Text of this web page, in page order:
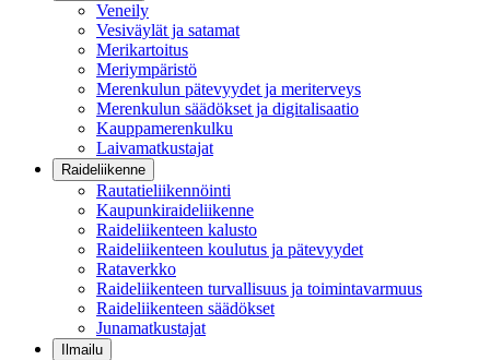
Veneily
Vesiväylät ja satamat
Merikartoitus
Meriympäristö
Merenkulun pätevyydet ja meriterveys
Merenkulun säädökset ja digitalisaatio
Kauppamerenkulku
Laivamatkustajat
Raideliikenne
Rautatieliikennöinti
Kaupunkiraideliikenne
Raideliikenteen kalusto
Raideliikenteen koulutus ja pätevyydet
Rataverkko
Raideliikenteen turvallisuus ja toimintavarmuus
Raideliikenteen säädökset
Junamatkustajat
Ilmailu